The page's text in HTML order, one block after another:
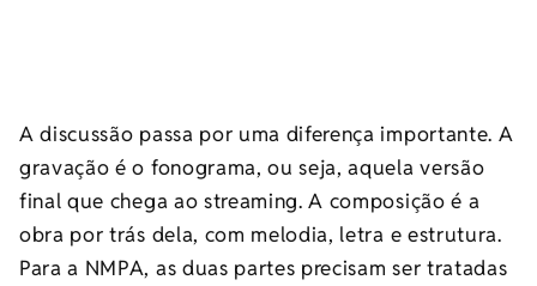
A discussão passa por uma diferença importante. A
gravação é o fonograma, ou seja, aquela versão
final que chega ao streaming. A composição é a
obra por trás dela, com melodia, letra e estrutura.
Para a NMPA, as duas partes precisam ser tratadas